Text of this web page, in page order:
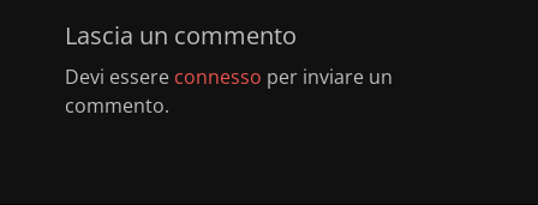
Lascia un commento
Devi essere connesso per inviare un
commento.